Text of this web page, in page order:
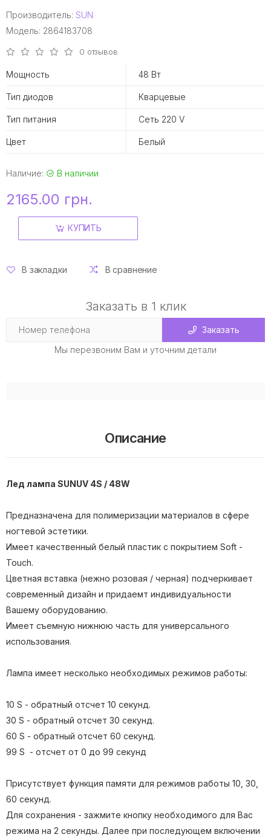
Производитель: SUN
Модель: 2864183708
0 отзывов
Мощность 48 Вт
Тип диодов Кварцевые
Тип питания Сеть 220 V
Цвет Белый
Наличие: В наличии
2165.00 грн.
КУПИТЬ
В закладки В сравнение
Заказать в 1 клик
Заказать
Мы перезвоним Вам и уточним детали
Описание
Лед лампа SUNUV 4S / 48W
Предназначена для полимеризации материалов в сфере
ногтевой эстетики.
Имеет качественный белый пластик с покрытием Soft -
Touch.
Цветная вставка (нежно розовая / черная) подчеркивает
современный дизайн и придаемт индивидуальности
Вашему оборудованию.
Имеет съемную нижнюю часть для универсального
использования.
Лампа имеет несколько необходимых режимов работы:
10 S - обратный отсчет 10 секунд.
30 S - обратный отсчет 30 секунд.
60 S - обратный отсчет 60 секунд.
99 S - отсчет от 0 до 99 секунд
Присутствует функция памяти для режимов работы 10, 30,
60 секунд.
Для сохранения - зажмите кнопку необходимого для Вас
режима на 2 секунды. Далее при последующем включении